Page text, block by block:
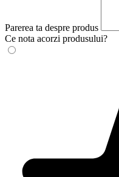
Parerea ta despre produs
Ce nota acorzi produsului?